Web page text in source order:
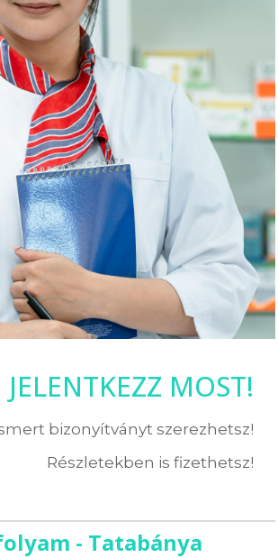
JELENTKEZZ MOST!
bizonyítványt szerezhetsz!
Részletekben is fizethetsz!
- Tatabánya